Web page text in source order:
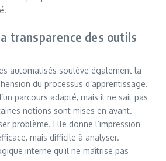
transparence des outils
automatisés soulève également la
du processus d’apprentissage.
parcours adapté, mais il ne sait pas
notions sont mises en avant.
problème. Elle donne l’impression
mais difficile à analyser.
interne qu’il ne maîtrise pas